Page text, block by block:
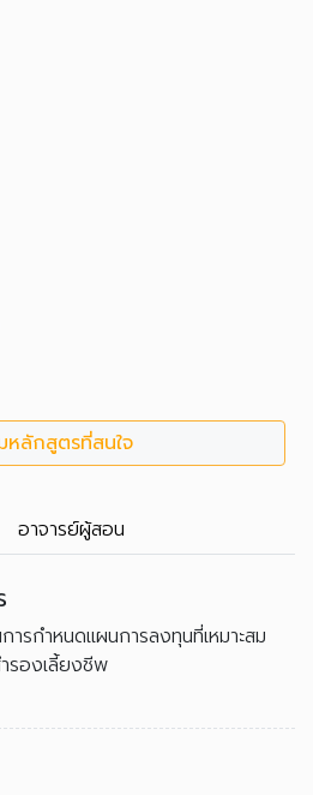
หลักสูตรที่สนใจ
อาจารย์ผู้สอน
ารกำหนดแผนการลงทุนที่เหมาะสม
รองเลี้ยงชีพ